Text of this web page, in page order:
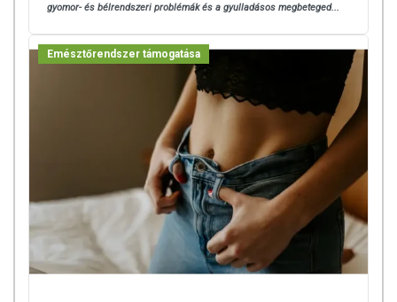
HATÓANYAGTARTALOM:500 mg / kapszula
ÖSSZETEVŐK 1 KAPSZULÁBAN:Emblica officinalis 166,6 mg,
Terminalia chebula 166,6 mg, Terminalia belerica 166,6 mg.
TOVÁBBI TUDNIVALÓK
TÁROLÁS: Száraz, hűvös, fénytől és nedvességtől védett helyen, az
eredeti csomagolásában. Gyermekektől távol tartandó!
NYILVÁNTARTÁSI SZÁM: OÉTI 9293/2011
Az oldalunkon lévő adatokat folyamatosan frissítjük, törekszünk arra,
hogy naprakészek legyenek. Szeretnénk felhívni azonban a figyelmet,
hogy ennek ellenére a webshopon szereplő adatok (beleértve a
gyomor- és bélrendszeri problémák és a gyulladásos megbeteged...
Emésztőrendszer támogatása